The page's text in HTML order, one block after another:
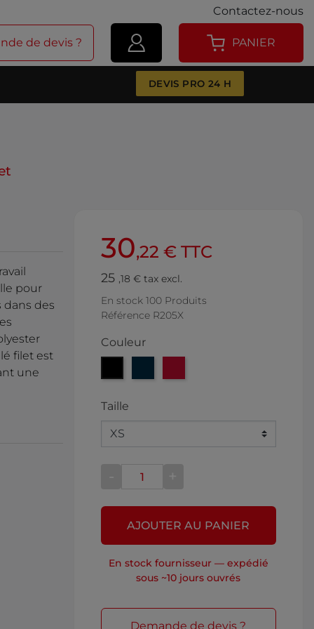
Contactez-nous
de devis ? PANIER
DEVIS PRO 24 H
pour
des
filet est
une
30,22 € TTC
25 ,18 € tax excl.
En stock 100 Produits
Référence R205X
Couleur
Taille
AJOUTER AU PANIER
En stock fournisseur — expédié
sous ~10 jours ouvrés
Demande de devis ?